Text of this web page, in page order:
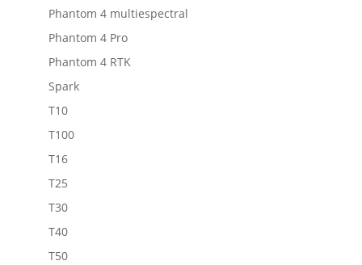
Phantom 4 multiespectral
Phantom 4 Pro
Phantom 4 RTK
Spark
T10
T100
T16
T25
T30
T40
T50